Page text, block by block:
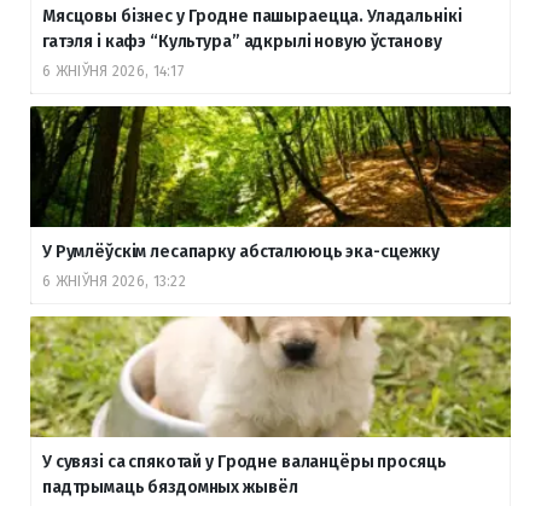
Мясцовы бізнес у Гродне пашыраецца. Уладальнікі
гатэля і кафэ “Культура” адкрылі новую ўстанову
6 ЖНІЎНЯ 2026, 14:17
У Румлёўскім лесапарку абсталююць эка-сцежку
6 ЖНІЎНЯ 2026, 13:22
У сувязі са спякотай у Гродне валанцёры просяць
падтрымаць бяздомных жывёл